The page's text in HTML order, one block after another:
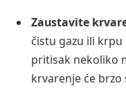
Zaustavite
čistu gazu ili
pritisak nekoliko
krvarenje će brzo